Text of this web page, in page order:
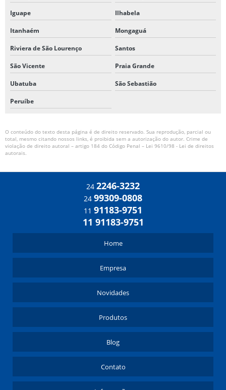
Iguape Ilhabela
Itanhaém Mongaguá
Riviera de São Lourenço Santos
São Vicente Praia Grande
Ubatuba São Sebastião
Peruíbe
O conteúdo do texto desta página é de direito reservado. Sua reprodução, parcial ou
total, mesmo citando nossos links, é proibida sem a autorização do autor. Crime de
violação de direito autoral – artigo 184 do Código Penal – Lei 9610/98 - Lei de direitos
autorais
24 2246-3232
24 99309-0808
11 91183-9751
11 91183-9751
Home
Empresa
Novidades
Produtos
Blog
Contato